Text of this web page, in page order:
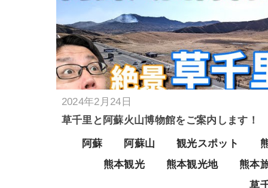
2024年2月24日
草千里と阿蘇火山博物館をご案内します！
阿蘇 阿蘇山 観光スポット
熊本観光
熊本観光地
熊本
草